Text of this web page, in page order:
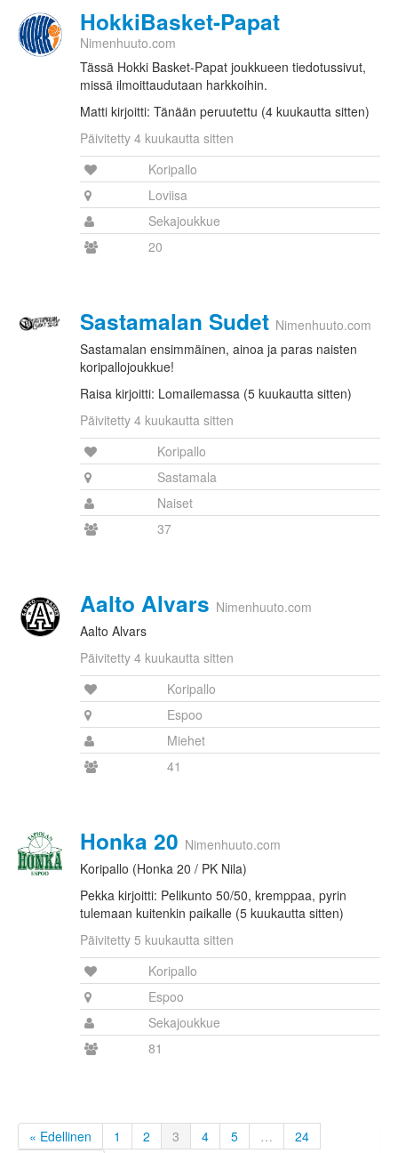
HokkiBasket-Papat
Nimenhuuto.com
Tässä Hokki Basket-Papat joukkueen tiedotussivut,
missä ilmoittaudutaan harkkoihin.
Matti kirjoitti: Tänään peruutettu (4 kuukautta sitten)
Päivitetty 4 kuukautta sitten
Koripallo
Loviisa
Sekajoukkue
20
Sastamalan Sudet Nimenhuuto.com
Sastamalan ensimmäinen, ainoa ja paras naisten
koripallojoukkue!
Raisa kirjoitti: Lomailemassa (5 kuukautta sitten)
Päivitetty 4 kuukautta sitten
Koripallo
Sastamala
Naiset
37
Aalto Alvars Nimenhuuto.com
Aalto Alvars
Päivitetty 4 kuukautta sitten
Koripallo
Espoo
Miehet
41
Honka 20 Nimenhuuto.com
Koripallo (Honka 20 / PK Nila)
Pekka kirjoitti: Pelikunto 50/50, kremppaa, pyrin
tulemaan kuitenkin paikalle (5 kuukautta sitten)
Päivitetty 5 kuukautta sitten
Koripallo
Espoo
Sekajoukkue
81
« Edellinen 1 2 3 4 5 …
24